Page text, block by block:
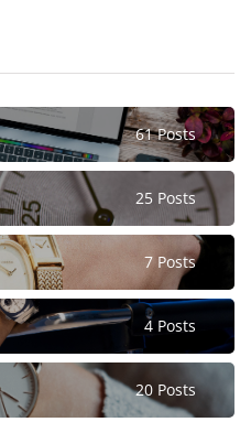
61 Posts
25 Posts
7 Posts
4 Posts
20 Posts